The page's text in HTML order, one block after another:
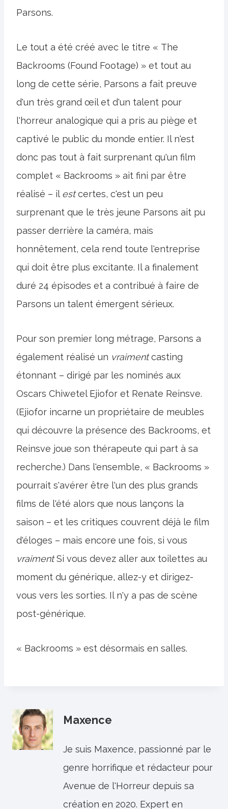
Parsons.
Le tout a été créé avec le titre « The
Backrooms (Found Footage) » et tout au
long de cette série, Parsons a fait preuve
d'un très grand œil et d'un talent pour
l'horreur analogique qui a pris au piège et
captivé le public du monde entier. Il n'est
donc pas tout à fait surprenant qu'un film
complet « Backrooms » ait fini par être
réalisé – il estcertes, c'est un peu
surprenant que le très jeune Parsons ait pu
passer derrière la caméra, mais
honnêtement, cela rend toute l'entreprise
qui doit être plus excitante. Il a finalement
duré 24 épisodes et a contribué à faire de
Parsons un talent émergent sérieux.
Pour son premier long métrage, Parsons a
également réalisé un vraimentcasting
étonnant – dirigé par les nominés aux
Oscars Chiwetel Ejiofor et Renate Reinsve.
(Ejiofor incarne un propriétaire de meubles
qui découvre la présence des Backrooms, et
Reinsve joue son thérapeute qui part à sa
recherche.) Dans l'ensemble, « Backrooms »
pourrait s'avérer être l'un des plus grands
films de l'été alors que nous lançons la
saison – et les critiques couvrent déjà le film
d'éloges – mais encore une fois, si vous
vraimentSi vous devez aller aux toilettes au
moment du générique, allez-y et dirigez-
vous vers les sorties. Il n'y a pas de scène
post-générique.
« Backrooms » est désormais en salles.
Maxence
Je suis Maxence, passionné par le
genre horrifique et rédacteur pour
Avenue de l'Horreur depuis sa
création en 2020. Expert en